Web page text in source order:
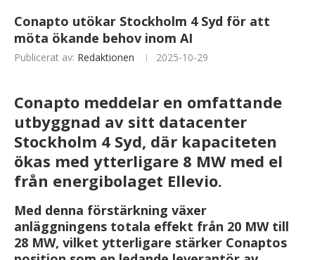
Conapto utökar Stockholm 4 Syd för att
möta ökande behov inom AI
Publicerat av: Redaktionen 2025-10-29
Conapto meddelar en omfattande
utbyggnad av sitt datacenter
Stockholm 4 Syd, där kapaciteten
ökas med ytterligare 8 MW med el
från energibolaget Ellevio.
Med denna förstärkning växer
anläggningens totala effekt från 20 MW till
28 MW, vilket ytterligare stärker Conaptos